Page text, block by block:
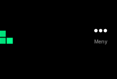
Meny